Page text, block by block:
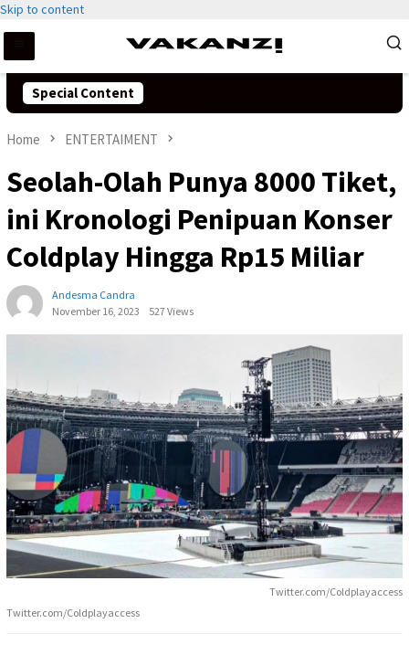
Skip to content
Special Content
Home ENTERTAIMENT
Seolah-Olah Punya 8000 Tiket,
ini Kronologi Penipuan Konser
Coldplay Hingga Rp15 Miliar
Andesma Candra
November 16, 2023
527 Views
Twitter.com/Coldplayaccess
Twitter.com/Coldplayaccess